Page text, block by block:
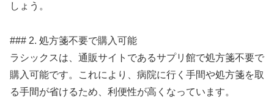
しょう。
### 2. 処方箋不要で購入可能
ラシックスは、通販サイトであるサプリ館で処方箋不要で
購入可能です。これにより、病院に行く手間や処方箋を取
る手間が省けるため、利便性が高くなっています。